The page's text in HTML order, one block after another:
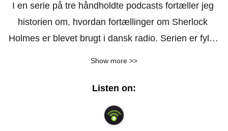
I en serie på tre håndholdte podcasts fortæller jeg
historien om, hvordan fortællinger om Sherlock
Holmes er blevet brugt i dansk radio. Serien er fyldt
Jørgen Reenberg og Jesper Langberg.
Episode 4, bonusepisoden fortæller om de
Show more >>
Listen on: